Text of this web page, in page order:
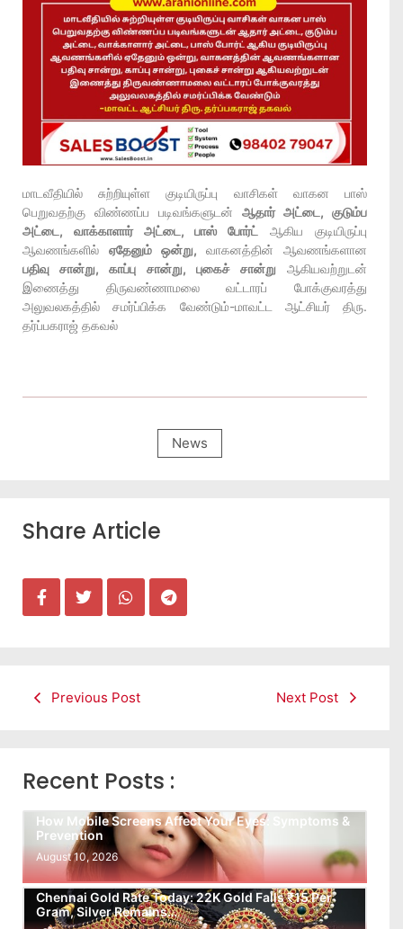
மாடவீதியில் சுற்றியுள்ள குடியிருப்பு வாசிகள் வாகன பாஸ்
பெறுவதற்கு விண்ணப்ப படிவங்களுடன் ஆதார் அட்டை, குடும்ப
அட்டை, வாக்காளார் அட்டை, பாஸ் போர்ட்
ஆகிய குடியிருப்பு
ஆவணங்களில் ஏதேனும் ஒன்று, வாகனத்தின் ஆவணங்களான
பதிவு சான்று, காப்பு சான்று, புகைச் சான்று ஆகியவற்றுடன்
இணைத்து திருவண்ணாமலை வட்டாரப் போக்குவரத்து
அலுவலகத்தில் சமர்ப்பிக்க வேண்டும்-மாவட்ட ஆட்சியர் திரு.
தர்ப்பகராஜ் தகவல்
News
Share Article
Previous Post Next Post
Recent Posts :
How Mobile Screens Affect Your Eyes: Symptoms &
Prevention
August 10, 2026
Chennai Gold Rate Today: 22K Gold Falls ₹15 Per
Gram, Silver Remains…